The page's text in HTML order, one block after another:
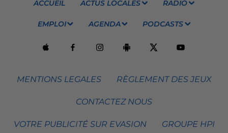
ACCUEIL ACTUS LOCALES RADIO
EMPLOI AGENDA PODCASTS
MENTIONS LEGALES RÈGLEMENT DES JEUX
CONTACTEZ NOUS
VOTRE PUBLICITÉ SUR EVASION GROUPE HPI